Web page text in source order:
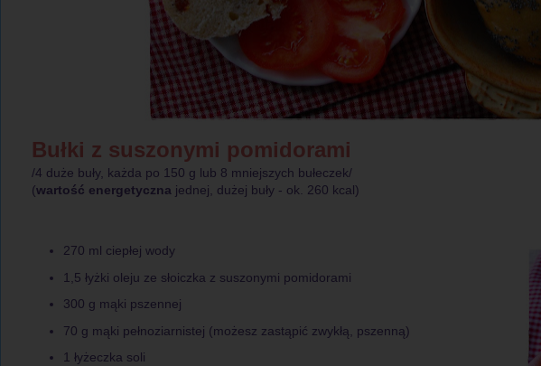
Bułki z suszonymi pomidorami
/4 duże buły, każda po 150 g lub 8 mniejszych bułeczek/
(wartość energetyczna jednej, dużej buły - ok. 260 kcal)
270 ml ciepłej wody
1,5 łyżki oleju ze słoiczka z suszonymi pomidorami
300 g mąki pszennej
70 g mąki pełnoziarnistej (możesz zastąpić zwykłą, pszenną)
1 łyżeczka soli